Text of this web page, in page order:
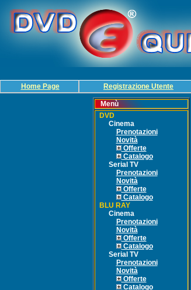
Home Page Registrazione Utente
Menù
DVD
Cinema
Prenotazioni
Novità
Offerte
Catalogo
Serial TV
Prenotazioni
Novità
Offerte
Catalogo
BLU RAY
Cinema
Prenotazioni
Novità
Offerte
Catalogo
Serial TV
Prenotazioni
Novità
Offerte
Catalogo